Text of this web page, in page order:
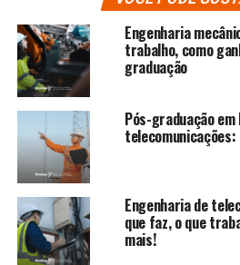
Engenharia
trabalho, como
graduação
Pós-graduação
Engenharia de
que faz, o que
mais!